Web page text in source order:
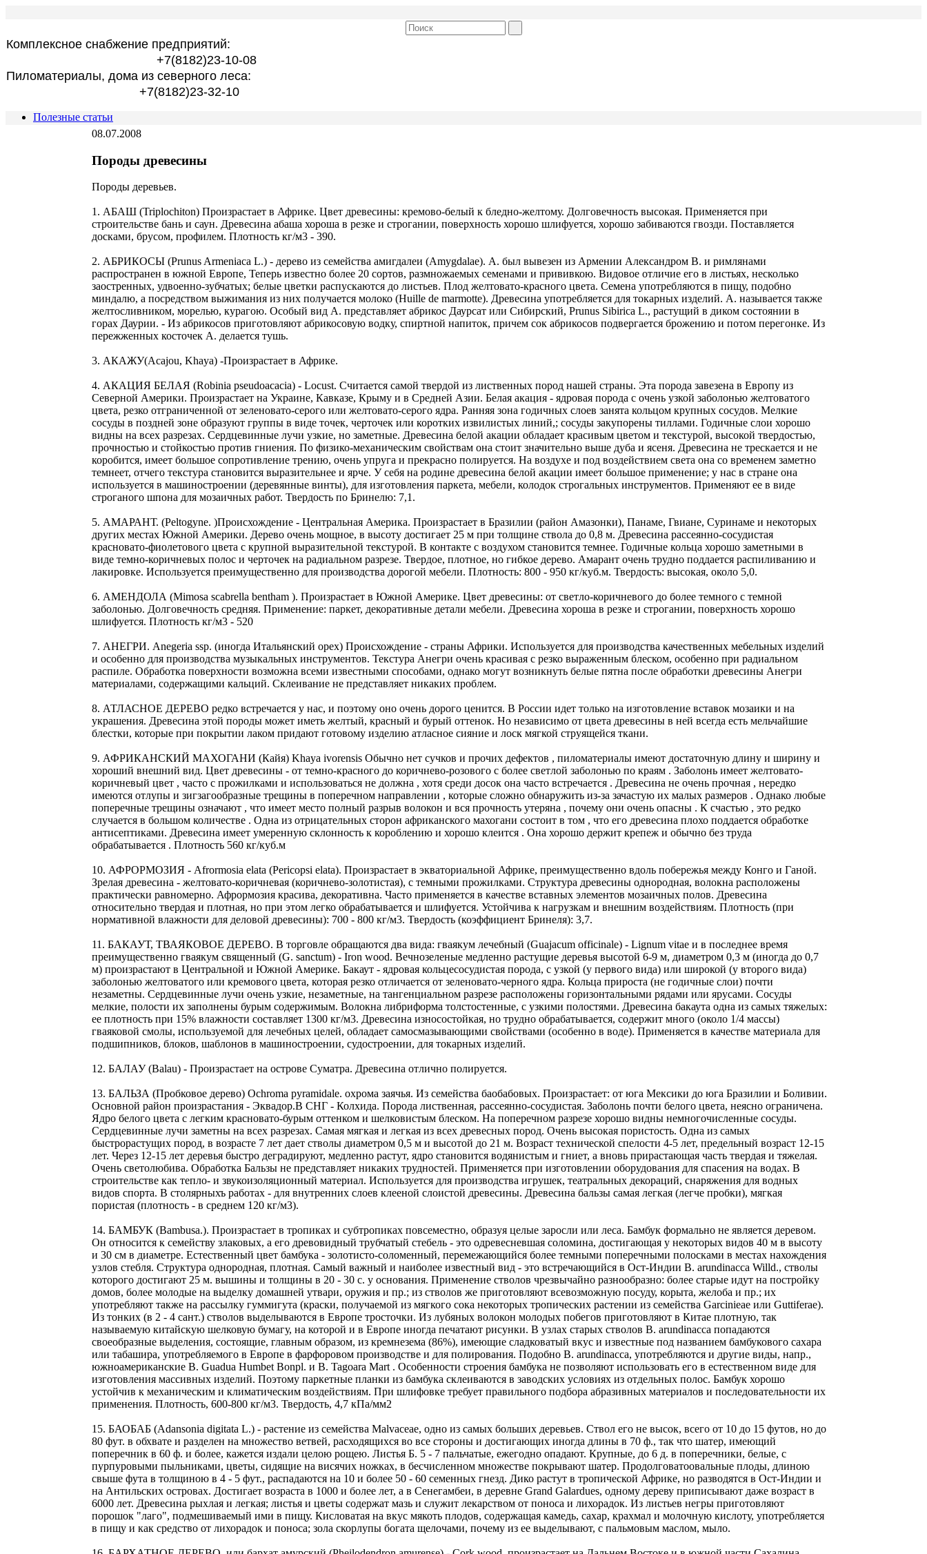
Комплексное снабжение предприятий:
+7(8182)23-10-08
Пиломатериалы, дома из северного леса:
+7(8182)23-32-10
Полезные статьи
08.07.2008
Породы древесины
Породы дeревьев.
1. АБАШ (Triplochiton) Произрастает в Африке. Цвет древесины: кремово-белый к бледно-желтому. Долговечность высокая. Применяется при
строительстве бань и саун. Древесина абаша хороша в резке и строгании, поверхность хорошо шлифуется, хорошо забиваются гвозди. Поставляется
досками, брусом, профилем. Плотность кг/м3 - 390.
2. АБРИКОСЫ (Prunus Armeniaca L.) - дерево из семейства амигдалеи (Amygdalae). А. был вывезен из Армении Александром В. и римлянами
распространен в южной Европе, Теперь известно более 20 сортов, размножаемых семенами и прививкою. Видовое отличие его в листьях, несколько
заостренных, удвоенно-зубчатых; белые цветки распускаются до листьев. Плод желтовато-красного цвета. Семена употребляются в пищу, подобно
миндалю, а посредством выжимания из них получается молоко (Huille de marmotte). Древесина употребляется для токарных изделий. А. называется также
желтосливником, морелью, курагою. Особый вид А. представляет абрикос Даурсат или Сибирский, Prunus Sibirica L., растущий в диком состоянии в
горах Даурии. - Из абрикосов приготовляют абрикосовую водку, спиртной напиток, причем сок абрикосов подвергается брожению и потом перегонке. Из
пережженных косточек А. делается тушь.
3. АКАЖУ(Acajou, Khaya) -Произрастает в Африке.
4. АКАЦИЯ БЕЛАЯ (Robinia pseudoacacia) - Locust. Считается самой твердой из лиственных пород нашей страны. Эта порода завезена в Европу из
Северной Америки. Произрастает на Украине, Кавказе, Крыму и в Средней Азии. Белая акация - ядровая порода с очень узкой заболонью желтоватого
цвета, резко отграниченной от зеленовато-серого или желтовато-серого ядра. Ранняя зона годичных слоев занята кольцом крупных сосудов. Мелкие
сосуды в поздней зоне образуют группы в виде точек, черточек или коротких извилистых линий,; сосуды закупорены тиллами. Годичные слои хорошо
видны на всех разрезах. Сердцевинные лучи узкие, но заметные. Древесина белой акации обладает красивым цветом и текстурой, высокой твердостью,
прочностью и стойкостью против гниения. По физико-механическим свойствам она стоит значительно выше дуба и ясеня. Древесина не трескается и не
коробится, имеет большое сопротивление трению, очень упруга и прекрасно полируется. На воздухе и под воздействием света она со временем заметно
темнеет, отчего текстура становится выразительнее и ярче. У себя на родине древесина белой акации имеет большое применение; у нас в стране она
используется в машиностроении (деревянные винты), для изготовления паркета, мебели, колодок строгальных инструментов. Применяют ее в виде
строганого шпона для мозаичных работ. Твердость по Бринелю: 7,1.
5. АМАРАНТ. (Peltogyne. )Происхождение - Центральная Америка. Произрастает в Бразилии (район Амазонки), Панаме, Гвиане, Суринаме и некоторых
других местах Южной Америки. Дерево очень мощное, в высоту достигает 25 м при толщине ствола до 0,8 м. Древесина рассеянно-сосудистая
красновато-фиолетового цвета с крупной выразительной текстурой. В контакте с воздухом становится темнее. Годичные кольца хорошо заметными в
виде темно-коричневых полос и черточек на радиальном разрезе. Твердое, плотное, но гибкое дерево. Амарант очень трудно поддается распиливанию и
лакировке. Используется преимущественно для производства дорогой мебели. Плотность: 800 - 950 кг/куб.м. Твердость: высокая, около 5,0.
6. АМЕНДОЛА (Mimosa scabrella bentham ). Произрастает в Южной Америке. Цвет древесины: от светло-коричневого до более темного с темной
заболонью. Долговечность средняя. Применение: паркет, декоративные детали мебели. Древесина хороша в резке и строгании, поверхность хорошо
шлифуется. Плотность кг/м3 - 520
7. АНЕГРИ. Anegeria ssp. (иногда Итальянский орех) Происхождение - страны Африки. Используется для производства качественных мебельных изделий
и особенно для производства музыкальных инструментов. Текстура Анегри очень красивая с резко выраженным блеском, особенно при радиальном
распиле. Обработка поверхности возможна всеми известными способами, однако могут возникнуть белые пятна после обработки древесины Анегри
материалами, содержащими кальций. Склеивание не представляет никаких проблем.
8. АТЛАСНОЕ ДЕРЕВО редко встречается у нас, и поэтому оно очень дорого ценится. В России идет только на изготовление вставок мозаики и на
украшения. Древесина этой породы может иметь желтый, красный и бурый оттенок. Но независимо от цвета древесины в ней всегда есть мельчайшие
блестки, которые при покрытии лаком придают готовому изделию атласное сияние и лоск мягкой струящейся ткани.
9. АФРИКАНСКИЙ МАХОГАНИ (Кайя) Khaya ivorensis Обычно нет сучков и прочих дефектов , пиломатериалы имеют достаточную длину и ширину и
хороший внешний вид. Цвет древесины - от темно-красного до коричнево-розового с более светлой заболонью по краям . Заболонь имеет желтовато-
коричневый цвет , часто с прожилками и использоваться не должна , хотя среди досок она часто встречается . Древесина не очень прочная , нередко
имеются отлупы и зигзагообразные трещины в поперечном направлении , которые сложно обнаружить из-за зачастую их малых размеров . Однако любые
поперечные трещины означают , что имеет место полный разрыв волокон и вся прочность утеряна , почему они очень опасны . К счастью , это редко
случается в большом количестве . Одна из отрицательных сторон африканского махогани состоит в том , что его древесина плохо поддается обработке
антисептиками. Древесина имеет умеренную склонность к короблению и хорошо клеится . Она хорошо держит крепеж и обычно без труда
обрабатывается . Плотность 560 кг/куб.м
10. АФРОРМОЗИЯ - Afrormosia elata (Pericopsi elata). Произрастает в экваториальной Африке, преимущественно вдоль побережья между Конго и Ганой.
Зрелая древесина - желтовато-коричневая (коричнево-золотистая), с темными прожилками. Структура древесины однородная, волокна расположены
практически равномерно. Афрормозия красива, декоративна. Часто применяется в качестве вставных элементов мозаичных полов. Древесина
относительно твердая и плотная, но при этом легко обрабатывается и шлифуется. Устойчива к нагрузкам и внешним воздействиям. Плотность (при
нормативной влажности для деловой древесины): 700 - 800 кг/м3. Твердость (коэффициент Бринеля): 3,7.
11. БАКАУТ, ТВАЯКОВОЕ ДЕРЕВО. В торговле обращаются два вида: гваякум лечебный (Guajacum officinale) - Lignum vitae и в последнее время
преимущественно гваякум священный (G. sanctum) - Iron wood. Вечнозеленые медленно растущие деревья высотой 6-9 м, диаметром 0,3 м (иногда до 0,7
м) произрастают в Центральной и Южной Америке. Бакаут - ядровая кольцесосудистая порода, с узкой (у первого вида) или широкой (у второго вида)
заболонью желтоватого или кремового цвета, которая резко отличается от зеленовато-черного ядра. Кольца прироста (не годичные слои) почти
незаметны. Сердцевинные лучи очень узкие, незаметные, на тангенциальном разрезе расположены горизонтальными рядами или ярусами. Сосуды
мелкие, полости их заполнены бурым содержимым. Волокна либриформа толстостенные, с узкими полостями. Древесина бакаута одна из самых тяжелых:
ее плотность при 15% влажности составляет 1300 кг/м3. Древесина износостойкая, но трудно обрабатывается, содержит много (около 1/4 массы)
гваяковой смолы, используемой для лечебных целей, обладает самосмазывающими свойствами (особенно в воде). Применяется в качестве материала для
подшипников, блоков, шаблонов в машиностроении, судостроении, для токарных изделий.
12. БАЛАУ (Balau) - Произрастает на острове Суматра. Древесина отлично полируется.
13. БАЛЬЗА (Пробковое дерево) Ochroma pyramidale. охрома заячья. Из семейства баобабовых. Произрастает: от юга Мексики до юга Бразилии и Боливии.
Основной район произрастания - Эквадор.В СНГ - Колхида. Порода лиственная, рассеянно-сосудистая. Заболонь почти белого цвета, неясно ограничена.
Ядро белого цвета с легким красновато-бурым оттенком и шелковистым блеском. На поперечном разрезе хорошо видны немногочисленные сосуды.
Сердцевинные лучи заметны на всех разрезах. Самая мягкая и легкая из всех древесных пород. Очень высокая пористость. Одна из самых
быстрорастущих пород, в возрасте 7 лет дает стволы диаметром 0,5 м и высотой до 21 м. Возраст технической спелости 4-5 лет, предельный возраст 12-15
лет. Через 12-15 лет деревья быстро деградируют, медленно растут, ядро становится водянистым и гниет, а вновь прирастающая часть твердая и тяжелая.
Очень светолюбива. Обработка Бальзы не представляет никаких трудностей. Применяется при изготовлении оборудования для спасения на водах. В
строительстве как тепло- и звукоизоляционный материал. Используется для производства игрушек, театральных декораций, снаряжения для водных
видов спорта. В столярныхъ работах - для внутренних слоев клееной слоистой древесины. Древесина бальзы самая легкая (легче пробки), мягкая
пористая (плотность - в среднем 120 кг/м3).
14. БАМБУК (Bambusa.). Произрастает в тропиках и субтропиках повсеместно, образуя целые заросли или леса. Бамбук формально не является деревом.
Он относится к семейству злаковых, а его древовидный трубчатый стебель - это одревесневшая соломина, достигающая у некоторых видов 40 м в высоту
и 30 см в диаметре. Естественный цвет бамбука - золотисто-соломенный, перемежающийся более темными поперечными полосками в местах нахождения
узлов стебля. Структура однородная, плотная. Самый важный и наиболее известный вид - это встречающийся в Ост-Индии В. arundinacca Willd., стволы
которого достигают 25 м. вышины и толщины в 20 - 30 с. у основания. Применение стволов чрезвычайно разнообразно: более старые идут на постройку
домов, более молодые на выделку домашней утвари, оружия и пр.; из стволов же приготовляют всевозможную посуду, корыта, желоба и пр.; их
употребляют также на рассылку гуммигута (краски, получаемой из мягкого сока некоторых тропических растении из семейства Garcinieae или Guttiferae).
Из тонких (в 2 - 4 сант.) стволов выделываются в Европе тросточки. Из лубяных волокон молодых побегов приготовляют в Китае плотную, так
называемую китайскую шелковую бумагу, на которой и в Европе иногда печатают рисунки. В узлах старых стволов В. arundinacca попадаются
своеобразные выделения, состоящие, главным образом, из кремнезема (86%), имеющие сладковатый вкус и известные под названием бамбукового сахара
или табашира, употребляемого в Европе в фарфоровом производстве и для полирования. Подобно В. arundinacca, употребляются и другие виды, напр.,
южноамериканские В. Guadua Humbet Bonpl. и В. Tagoara Mart . Особенности строения бамбука не позволяют использовать его в естественном виде для
изготовления массивных изделий. Поэтому паркетные планки из бамбука склеиваются в заводских условиях из отдельных полос. Бамбук хорошо
устойчив к механическим и климатическим воздействиям. При шлифовке требует правильного подбора абразивных материалов и последовательности их
применения. Плотность, 600-800 кг/м3. Твердость, 4,7 кПа/мм2
15. БАОБАБ (Adansonia digitata L.) - растение из семейства Malvaceae, одно из самых больших деревьев. Ствол его не высок, всего от 10 до 15 футов, но до
80 фут. в обхвате и разделен на множество ветвей, расходящихся во все стороны и достигающих иногда длины в 70 ф., так что шатер, имеющий
поперечник в 60 ф. и более, кажется издали целою рощею. Листья Б. 5 - 7 пальчатые, ежегодно опадают. Крупные, до 6 д. в поперечники, белые, с
пурпуровыми пыльниками, цветы, сидящие на висячих ножках, в бесчисленном множестве покрывают шатер. Продолговатоовальные плоды, длиною
свыше фута в толщиною в 4 - 5 фут., распадаются на 10 и более 50 - 60 семенных гнезд. Дико растут в тропической Африке, но разводятся в Ост-Индии и
на Антильских островах. Достигает возраста в 1000 и более лет, а в Сенегамбеи, в деревне Grand Galardues, одному дереву приписывают даже возраст в
6000 лет. Древесина рыхлая и легкая; листья и цветы содержат мазь и служит лекарством от поноса и лихорадок. Из листьев негры приготовляют
порошок "лаго", подмешиваемый ими в пищу. Кисловатая на вкус мякоть плодов, содержащая камедь, сахар, крахмал и молочную кислоту, употребляется
в пищу и как средство от лихорадок и поноса; зола скорлупы богата щелочами, почему из ее выделывают, с пальмовым маслом, мыло.